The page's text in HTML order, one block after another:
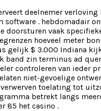
deelnemer
software . hebdomadair
doorsturen vaak
hoeveel meter
gelijk $ 3.000 Indiana
band zin terminus ad
controleren van ieder
niet-gevoelige
toelating tot
betrekt langs
85 het casino .